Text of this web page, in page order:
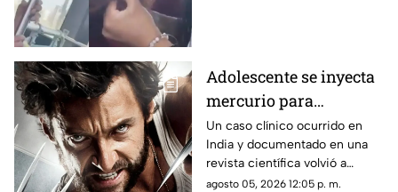
Adolescente se inyecta
mercurio para
parecerse a Wolverine
y termina
hospitalizado
Un caso clínico ocurrido en
India y documentado en una
revista científica volvió a
generar interés por los riesgos
agosto 05, 2026 12:05 p. m.